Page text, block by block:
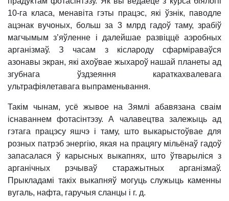
10-га класа, менавіта гэты працэс, які ўзнік, паводле
ацэнак вучоных, больш за 3 млрд гадоў таму, зрабіў
магчымым з’яўленне і далейшае развіццё аэробных
арганізмаў. З часам з кіслароду сфарміраваўся
азонавы экран, які ахоўвае жыхароў нашай планеты ад
згубнага ўздзеяння караткахвалевага
ультрафіялетавага выпраменьвання.
Такім чынам, усё жывое на Зямлі абавязана сваім
існаваннем фотасінтэзу. А чалавецтва залежыць ад
гэтага працэсу яшчэ і таму, што выкарыстоўвае для
розных патрэб энергію, якая на працягу мільёнаў гадоў
запасалася ў карысных выкапнях, што ўтварыліся з
арганічных рэчываў старажытных арганізмаў.
Прыкладамі такіх выкапняў могуць служыць каменны
вугаль, нафта, гаручыя сланцы і г. д.